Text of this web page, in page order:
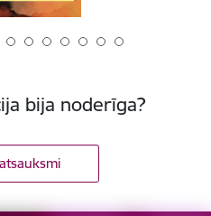
bija noderīga?